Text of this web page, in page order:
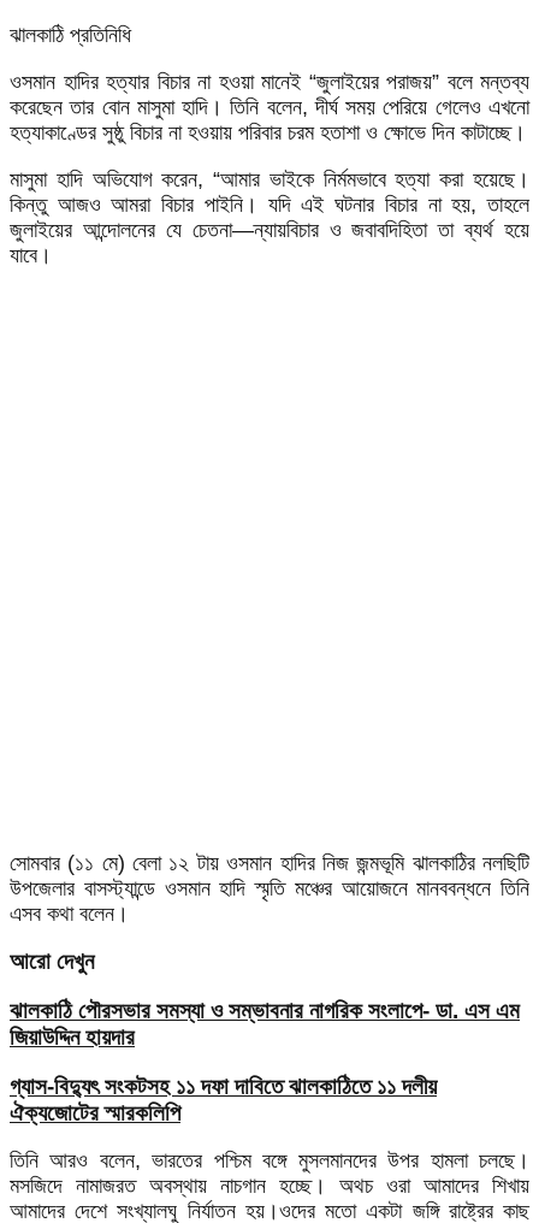
ঝালকাঠি প্রতিনিধি
ওসমান হাদির হত্যার বিচার না হওয়া মানেই “জুলাইয়ের পরাজয়” বলে মন্তব্য
করেছেন তার বোন মাসুমা হাদি। তিনি বলেন, দীর্ঘ সময় পেরিয়ে গেলেও এখনো
হত্যাকাণ্ডের সুষ্ঠু বিচার না হওয়ায় পরিবার চরম হতাশা ও ক্ষোভে দিন কাটাচ্ছে।
মাসুমা হাদি অভিযোগ করেন, “আমার ভাইকে নির্মমভাবে হত্যা করা হয়েছে।
কিন্তু আজও আমরা বিচার পাইনি। যদি এই ঘটনার বিচার না হয়, তাহলে
জুলাইয়ের আন্দোলনের যে চেতনা—ন্যায়বিচার ও জবাবদিহিতা তা ব্যর্থ হয়ে
যাবে।
সোমবার (১১ মে) বেলা ১২ টায় ওসমান হাদির নিজ জন্মভূমি ঝালকাঠির নলছিটি
উপজেলার বাসস্ট্যান্ডে ওসমান হাদি স্মৃতি মঞ্চের আয়োজনে মানববন্ধনে তিনি
এসব কথা বলেন।
আরো দেখুন
ঝালকাঠি পৌরসভার সমস্যা ও সম্ভাবনার নাগরিক সংলাপে- ডা. এস এম
জিয়াউদ্দিন হায়দার
গ্যাস-বিদ্যুৎ সংকটসহ ১১ দফা দাবিতে ঝালকাঠিতে ১১ দলীয়
ঐক্যজোটের স্মারকলিপি
তিনি আরও বলেন, ভারতের পশ্চিম বঙ্গে মুসলমানদের উপর হামলা চলছে।
মসজিদে নামাজরত অবস্থায় নাচগান হচ্ছে। অথচ ওরা আমাদের শিখায়
আমাদের দেশে সংখ্যালঘু নির্যাতন হয়।ওদের মতো একটা জঙ্গি রাষ্ট্রের কাছ